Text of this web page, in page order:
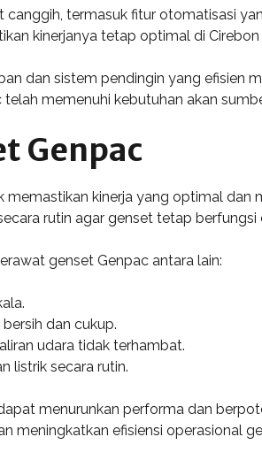
termasuk fitur otomatisasi
kinerjanya tetap optimal di
dan sistem pendingin yang efisien
memenuhi kebutuhan akan
Genpac
kinerja yang optimal
rutin agar genset tetap berfungsi
genset Genpac antara lain:
dan cukup.
udara tidak terhambat.
listrik secara rutin.
menurunkan performa dan
meningkatkan efisiensi operasional